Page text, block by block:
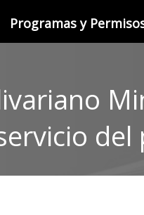
Programas y
del